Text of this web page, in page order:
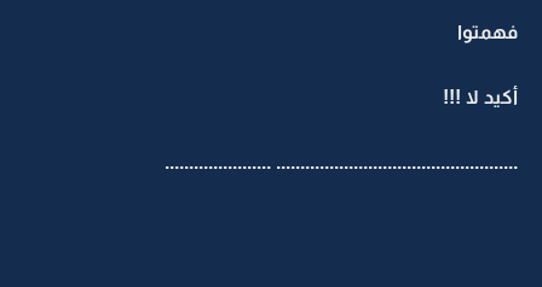
فهمتوا
أكيد لا !!!
.................................................. ......................